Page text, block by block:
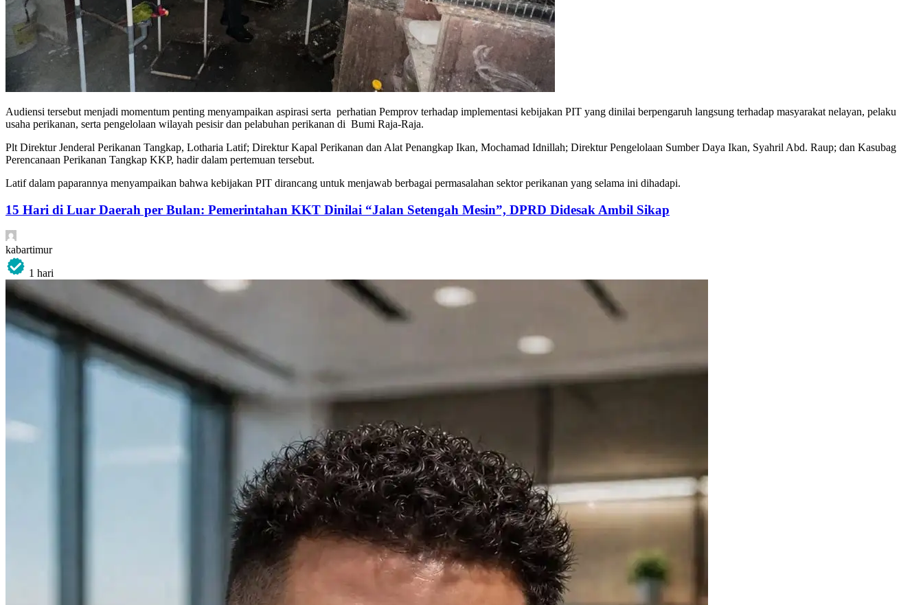
Audiensi tersebut menjadi momentum penting menyampaikan aspirasi serta perhatian Pemprov terhadap implementasi kebijakan PIT yang dinilai berpengaruh langsung terhadap masyarakat nelayan, pelaku
usaha perikanan, serta pengelolaan wilayah pesisir dan pelabuhan perikanan di Bumi Raja-Raja.
Plt Direktur Jenderal Perikanan Tangkap, Lotharia Latif; Direktur Kapal Perikanan dan Alat Penangkap Ikan, Mochamad Idnillah; Direktur Pengelolaan Sumber Daya Ikan, Syahril Abd. Raup; dan Kasubag
Perencanaan Perikanan Tangkap KKP, hadir dalam pertemuan tersebut.
Latif dalam paparannya menyampaikan bahwa kebijakan PIT dirancang untuk menjawab berbagai permasalahan sektor perikanan yang selama ini dihadapi.
15 Hari di Luar Daerah per Bulan: Pemerintahan KKT Dinilai “Jalan Setengah Mesin”, DPRD Didesak Ambil Sikap
kabartimur
1 hari